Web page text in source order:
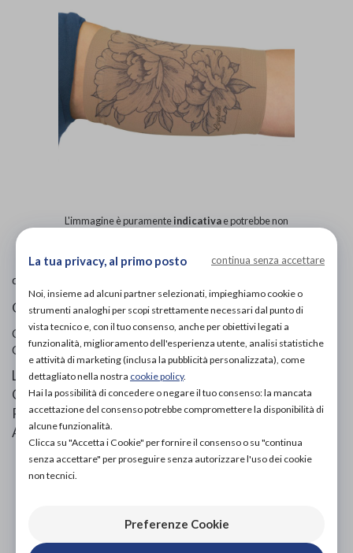
L'immagine è puramenteindicativae potrebbe non
di
Guanto palmare
Codice OTGP:IF4JZ16571| Riferimento produttore:
Categoria:Prodotti ortopedici»Tape e bendaggi
Linphelle Coverpicc È Una Fascia Destinata A Pazienti
Con PICC. Si Tratta Di Una Guaina In Microfibra
Realizzata In Q-Skin, Un Tessuto Tecnologicamente
Avanzato Anallergico, Antibatterico E Traspirante.
PROVA E ACQUISTA IN NEGOZIO
PROVA E NOLEGGIA IN NEGOZIO
La tua privacy, al primo posto continua senza accettare
Noi, insieme ad alcuni partner selezionati, impieghiamo cookie o
strumenti analoghi per scopi strettamente necessari dal punto di
vista tecnico e, con il tuo consenso, anche per obiettivi legati a
funzionalità, miglioramento dell'esperienza utente, analisi statistiche
e attività di marketing (inclusa la pubblicità personalizzata), come
dettagliato nella nostra cookie policy.
Hai la possibilità di concedere o negare il tuo consenso: la mancata
accettazione del consenso potrebbe compromettere la disponibilità di
alcune funzionalità.
Clicca su "Accetta i Cookie" per fornire il consenso o su "continua
senza accettare" per proseguire senza autorizzare l'uso dei cookie
non tecnici.
Preferenze Cookie